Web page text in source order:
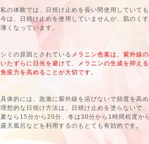
私の体験では、日焼け止めを長い間使用していて
今は、日焼け止めを使用していませんが、肌のく
薄くなっています。
シミの原因とされている メラニン色素は、紫外線
いたずらに日光を避けて、メラニンの生成を抑え
免疫力を高めることが大切です。
具体的には、急激に紫外線を浴びないで頻度を高め
理想的な日焼け方法は、日焼け止めを塗らないで
夏なら15分から20分、冬は30分から1時間程度か
露天風呂などを利用するのもとても有効的です。